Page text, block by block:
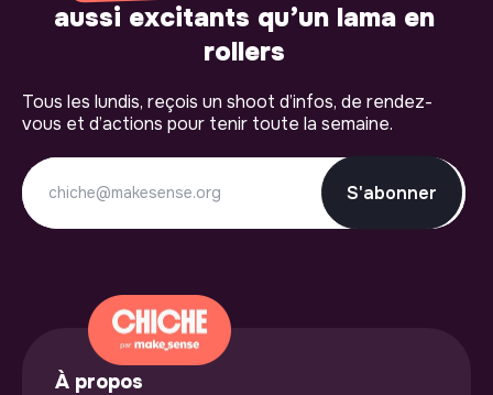
aussi excitants qu’un lama en
rollers
Tous les lundis, reçois un shoot d’infos, de rendez-
vous et d’actions pour tenir toute la semaine.
S'abonner
À propos